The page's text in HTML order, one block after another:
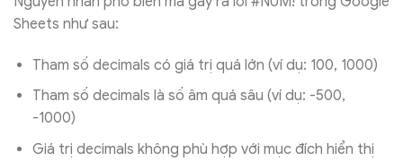
Sheets như sau:
Tham số decimals có giá trị quá lớn (ví dụ: 100, 1000)
Tham số decimals là số âm quá sâu (ví dụ: -500,
-1000)
Giá trị decimals không phù hợp với mục đích hiển thị